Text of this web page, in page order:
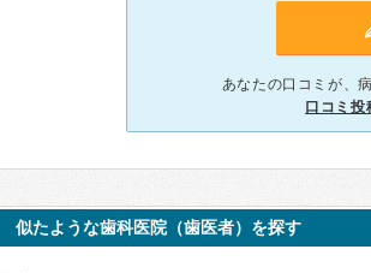
あなたの口コミが、
口コミ投
似たような歯科医院（歯医者）を探す